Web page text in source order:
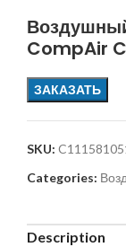
CompAir
ЗАКАЗАТЬ
SKU:
Categories:
Description